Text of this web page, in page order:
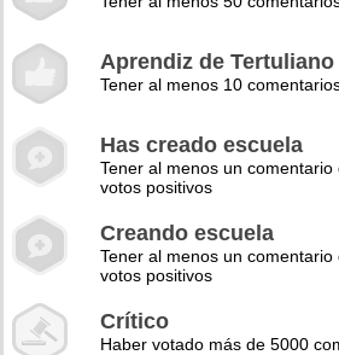
Aprendiz de Tertuliano
Tener al menos 10
Has creado escuela
Tener al menos un
votos positivos
Creando escuela
Tener al menos un
votos positivos
Crítico
Haber votado más de 5000